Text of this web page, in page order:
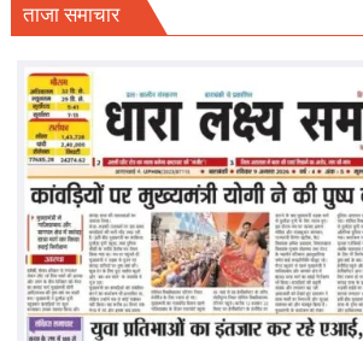
ताजा समाचार